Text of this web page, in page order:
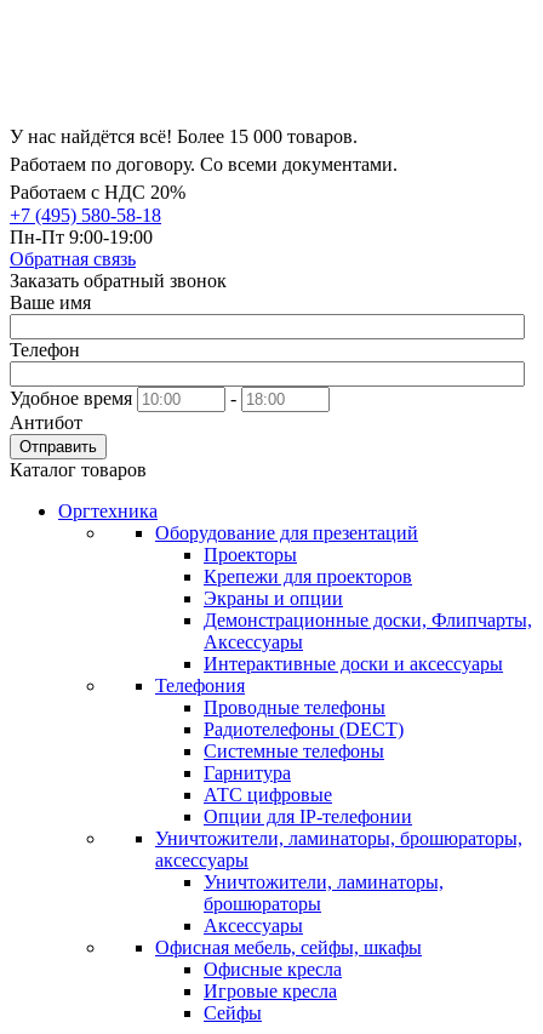
У нас найдётся всё! Более 15 000 товаров.
Работаем по договору. Со всеми документами.
Работаем с НДС 20%
+7 (495) 580-58-18
Пн-Пт 9:00-19:00
Обратная связь
Заказать обратный звонок
Ваше имя
Телефон
Удобное время
-
Антибот
Отправить
Каталог товаров
Оргтехника
Оборудование для презентаций
Проекторы
Крепежи для проекторов
Экраны и опции
Демонстрационные доски, Флипчарты,
Аксессуары
Интерактивные доски и аксессуары
Телефония
Проводные телефоны
Радиотелефоны (DECT)
Системные телефоны
Гарнитура
АТС цифровые
Опции для IP-телефонии
Уничтожители, ламинаторы, брошюраторы,
аксессуары
Уничтожители, ламинаторы,
брошюраторы
Аксессуары
Офисная мебель, сейфы, шкафы
Офисные кресла
Игровые кресла
Сейфы